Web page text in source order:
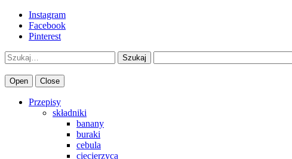
Instagram
Facebook
Pinterest
Szukaj
Open Close
Przepisy
składniki
banany
buraki
cebula
ciecierzyca